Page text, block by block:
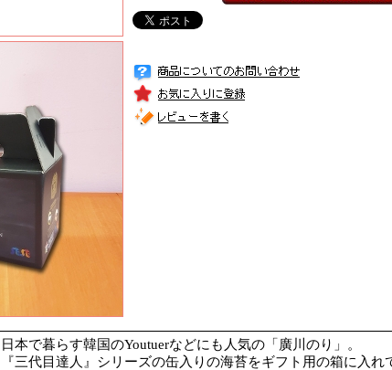
日本で暮らす韓国のYoutuerなどにも人気の「廣川のり」。
『三代目達人』シリーズの缶入りの海苔をギフト用の箱に入れ